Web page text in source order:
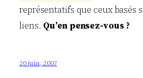
représentatifs que ceux basés
liens. Qu’en pensez-vous ?
20 juin, 2007